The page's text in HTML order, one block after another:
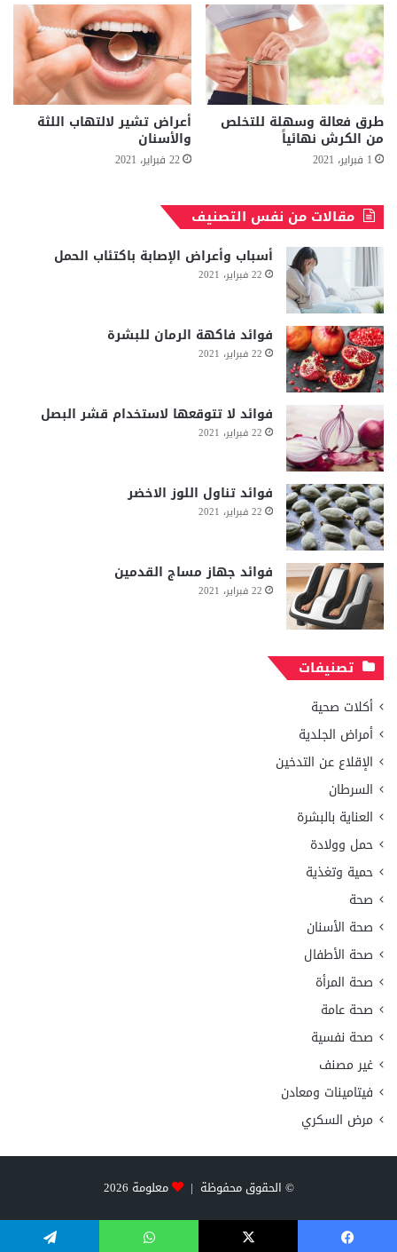
طرق فعالة وسهلة للتخلص
من الكرش نهائياً
1 فبراير، 2021
أعراض تشير لالتهاب اللثة
والأسنان
22 فبراير، 2021
مقالات من نفس التصنيف
أسباب وأعراض الإصابة باكتئاب الحمل
22 فبراير، 2021
فوائد فاكهة الرمان للبشرة
22 فبراير، 2021
فوائد لا تتوقعها لاستخدام قشر البصل
22 فبراير، 2021
فوائد تناول اللوز الاخضر
22 فبراير، 2021
فوائد جهاز مساج القدمين
22 فبراير، 2021
تصنيفات
أكلات صحية
أمراض الجلدية
الإقلاع عن التدخين
السرطان
العناية بالبشرة
حمل وولادة
حمية وتغذية
صحة
صحة الأسنان
صحة الأطفال
صحة المرأة
صحة عامة
صحة نفسية
غير مصنف
فيتامينات ومعادن
مرض السكري
© الحقوق محفوظة | معلومة